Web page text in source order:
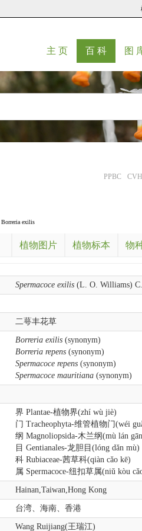
主 页(current)
百 科(current)
图
PPBC CVH
Borreria exilis
植物图片 植物标本 物
Spermacoce exilis (L. O. Williams)
二萼丰花草
Borreria exilis (synonym)
Borreria repens (synonym)
Spermacoce repens (synonym)
Spermacoce mauritiana (synonym)
界 Plantae-植物界(zhí wù jiè)
门 Tracheophyta-维管植物门(wéi
纲 Magnoliopsida-木兰纲(mù lán
目 Gentianales-龙胆目(lóng dǎn mù)
科 Rubiaceae-茜草科(qiàn cǎo kē)
属 Spermacoce-纽扣草属(niǔ kòu
Hainan,Taiwan,Hong Kong
台湾、海南、香港
Wang Ruijiang(王瑞江)